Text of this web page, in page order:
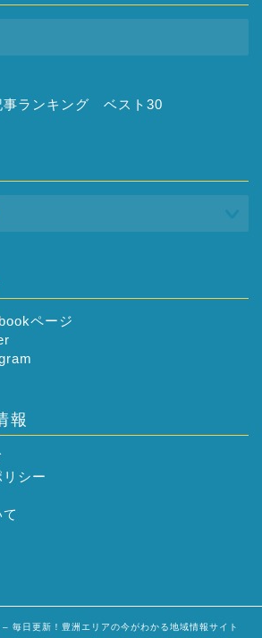
事ランキング ベスト30
ページ
報
シー
日更新！豊洲エリアの今がわかる地域情報サイト